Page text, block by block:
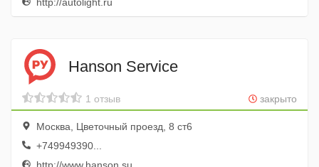
Hanson Service
закрыто
1 отзыв
Москва, Цветочный проезд, 8 ст6
+749949390...